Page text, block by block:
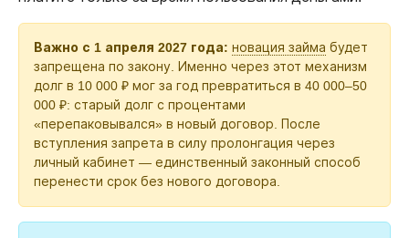
Важно с 1 апреля 2027 года: новация займа будет
запрещена по закону. Именно через этот механизм
долг в 10 000 ₽ мог за год превратиться в 40 000–50
000 ₽: старый долг с процентами
«перепаковывался» в новый договор. После
вступления запрета в силу пролонгация через
личный кабинет — единственный законный способ
перенести срок без нового договора.